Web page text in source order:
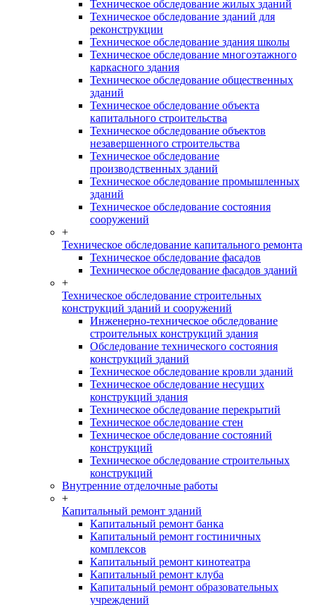
Техническое обследование жилых зданий
Техническое обследование зданий для
реконструкции
Техническое обследование здания школы
Техническое обследование многоэтажного
каркасного здания
Техническое обследование общественных
зданий
Техническое обследование объекта
капитального строительства
Техническое обследование объектов
незавершенного строительства
Техническое обследование
производственных зданий
Техническое обследование промышленных
зданий
Техническое обследование состояния
сооружений
+
Техническое обследование капитального ремонта
Техническое обследование фасадов
Техническое обследование фасадов зданий
+
Техническое обследование строительных
конструкций зданий и сооружений
Инженерно-техническое обследование
строительных конструкций здания
Обследование технического состояния
конструкций зданий
Техническое обследование кровли зданий
Техническое обследование несущих
конструкций здания
Техническое обследование перекрытий
Техническое обследование стен
Техническое обследование состояний
конструкций
Техническое обследование строительных
конструкций
Внутренние отделочные работы
+
Капитальный ремонт зданий
Капитальный ремонт банка
Капитальный ремонт гостиничных
комплексов
Капитальный ремонт кинотеатра
Капитальный ремонт клуба
Капитальный ремонт образовательных
учреждений